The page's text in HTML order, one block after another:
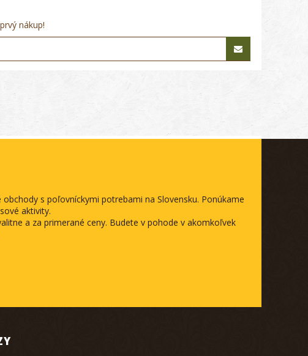
nákup!
s poľovníckymi potrebami na Slovensku. Ponúkame
aktivity.
a za primerané ceny. Budete v pohode v akomkoľvek